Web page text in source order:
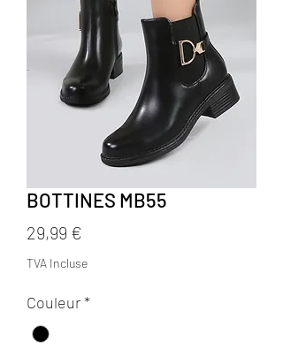
BOTTINES MB55
29,99 €
TVA Incluse
Couleur*